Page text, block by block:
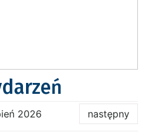
2026 następny